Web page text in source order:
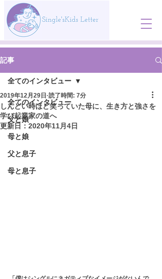
記事
全てのインタビュー
父と娘
母と娘
父と息子
母と息子
全てのインタビュー
しんどい時ほど笑っていた母に、生き方と強さを
学び起業家の道へ
2019年12月29日 読了時間: 7分
更新日： 2020年11月4日